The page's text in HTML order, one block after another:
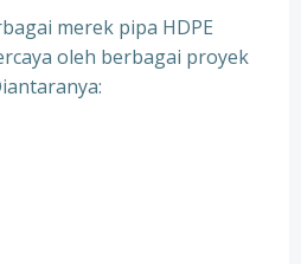
merek pipa HDPE
oleh berbagai proyek